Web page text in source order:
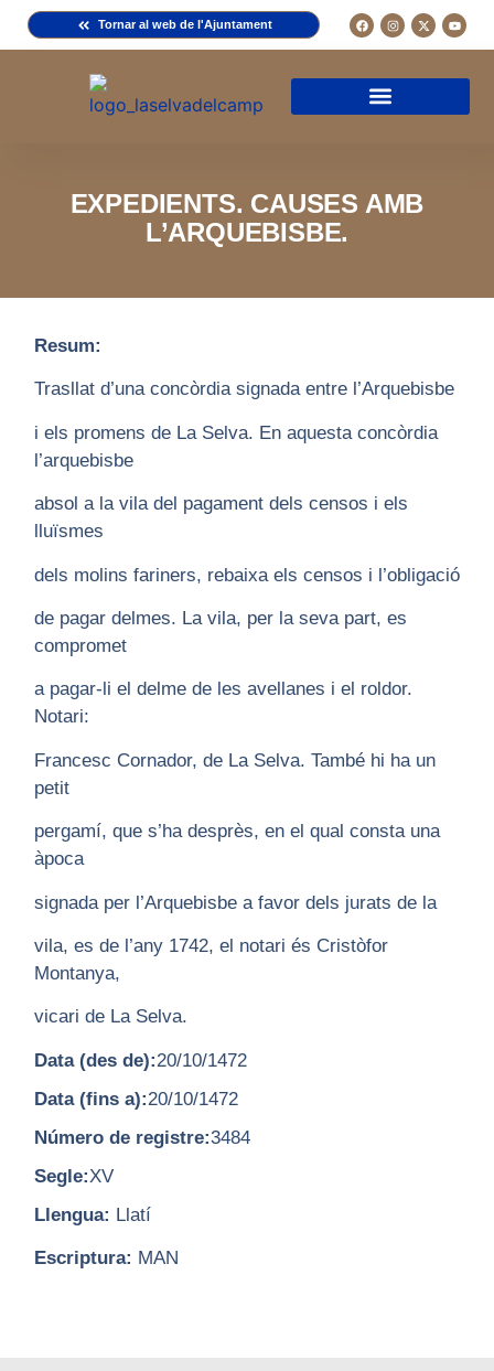
Tornar al web de l'Ajuntament
EXPEDIENTS. CAUSES AMB
L’ARQUEBISBE.
Resum:
Trasllat d’una concòrdia signada entre l’Arquebisbe
i els promens de La Selva. En aquesta concòrdia
l’arquebisbe
absol a la vila del pagament dels censos i els
lluïsmes
dels molins fariners, rebaixa els censos i l’obligació
de pagar delmes. La vila, per la seva part, es
compromet
a pagar-li el delme de les avellanes i el roldor.
Notari:
Francesc Cornador, de La Selva. També hi ha un
petit
pergamí, que s’ha desprès, en el qual consta una
àpoca
signada per l’Arquebisbe a favor dels jurats de la
vila, es de l’any 1742, el notari és Cristòfor
Montanya,
vicari de La Selva.
Data (des de):20/10/1472
Data (fins a):20/10/1472
Número de registre:3484
Segle:XV
Llengua: Llatí
Escriptura: MAN